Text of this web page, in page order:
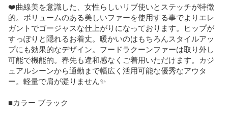
❤️曲線美を意識した、女性らしいリブ使いとステッチが特徴
的。ボリュームのある美しいファーを使用する事でよりエレ
ガントでゴージャスな仕上がりになっております。ヒップが
すっぽりと隠れるお着丈。暖かいのはもちろんスタイルアッ
プにも効果的なデザイン。フードラクーンファーは取り外し
可能で機能的。春先も違和感なくご着用いただけます。カジ
ュアルシーンから通勤まで幅広く活用可能な優秀なアウタ
ー。軽量で肩が凝りません✨
■カラー ブラック